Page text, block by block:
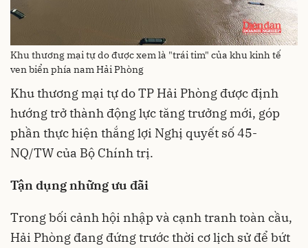
Khu thương mại tự do được xem là "trái tim" của khu kinh tế
ven biển phía nam Hải Phòng
Khu thương mại tự do TP Hải Phòng được định
hướng trở thành động lực tăng trưởng mới, góp
phần thực hiện thắng lợi Nghị quyết số 45-
NQ/TW của Bộ Chính trị.
Tận dụng những ưu đãi
Trong bối cảnh hội nhập và cạnh tranh toàn cầu,
Hải Phòng đang đứng trước thời cơ lịch sử để bứt